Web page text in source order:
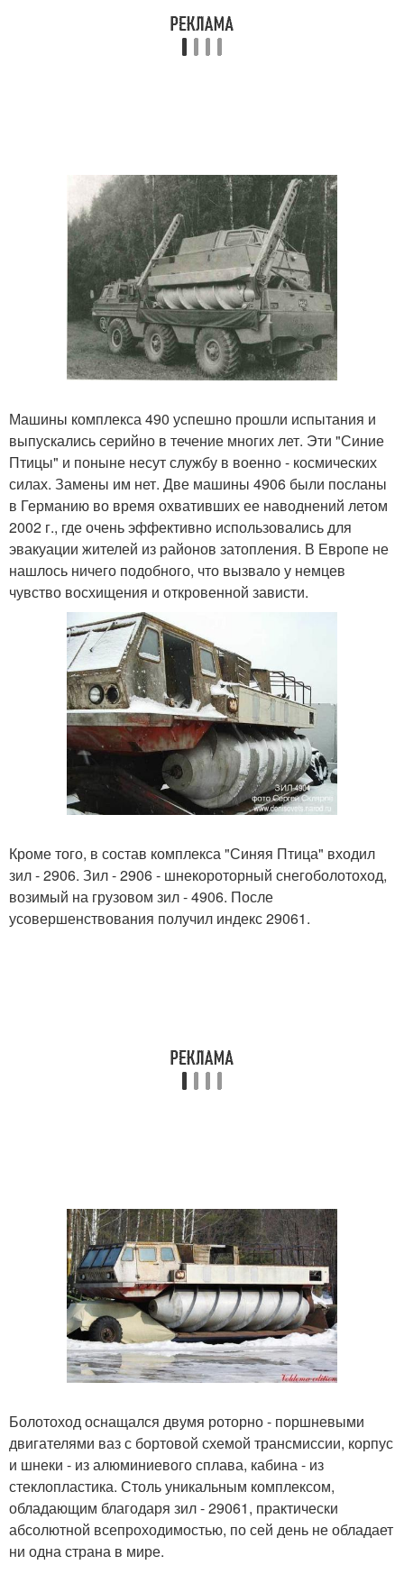
Машины комплекса 490 успешно прошли испытания и
выпускались серийно в течение многих лет. Эти "Синие
Птицы" и поныне несут службу в военно - космических
силах. Замены им нет. Две машины 4906 были посланы
в Германию во время охвативших ее наводнений летом
2002 г., где очень эффективно использовались для
эвакуации жителей из районов затопления. В Европе не
нашлось ничего подобного, что вызвало у немцев
чувство восхищения и откровенной зависти.
Кроме того, в состав комплекса "Синяя Птица" входил
зил - 2906. Зил - 2906 - шнекороторный снегоболотоход,
возимый на грузовом зил - 4906. После
усовершенствования получил индекс 29061.
Болотоход оснащался двумя роторно - поршневыми
двигателями ваз с бортовой схемой трансмиссии, корпус
и шнеки - из алюминиевого сплава, кабина - из
стеклопластика. Столь уникальным комплексом,
обладающим благодаря зил - 29061, практически
абсолютной всепроходимостью, по сей день не обладает
ни одна страна в мире.